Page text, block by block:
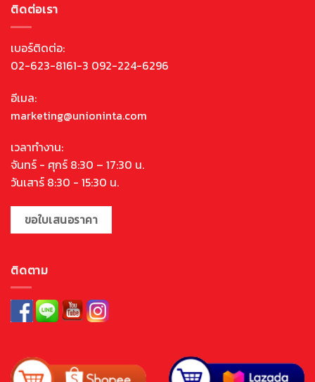
ติดต่อเรา
เบอร์ติดต่อ:
02-623-8161-3 092-224-6296
อีเมล:
marketing@unioninta.com
เวลาทำงาน:
จันทร์ - ศุกร์ 8:30 – 17:30 น.
วันเสาร์ 8:30 - 15:30 น.
ขอใบเสนอราคา
ติดตาม